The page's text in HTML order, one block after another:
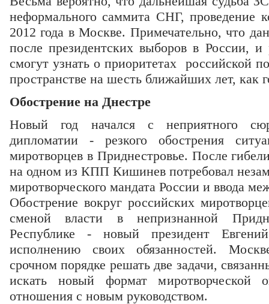
неформального саммита СНГ, проведение
2012 года в Москве. Примечательно, что
после президентских выборов в России,
смогут узнать о приоритетах российской
пространстве на шесть ближайших лет, как
Обострение на Днестре
Новый год начался с неприятного
дипломатии - резкого обострения
миротворцев в Приднестровье. После
на одном из КПП Кишинев потребовал
миротворческого мандата России и ввода
Обострение вокруг российских
сменой власти в непризнанной
Республике - новый президент
исполнению своих обязанностей.
срочном порядке решать две задачи,
искать новый формат миротворческой
отношения с новым руководством.